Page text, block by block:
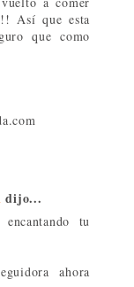
Así que esta
que como
dijo...
tu
ahora